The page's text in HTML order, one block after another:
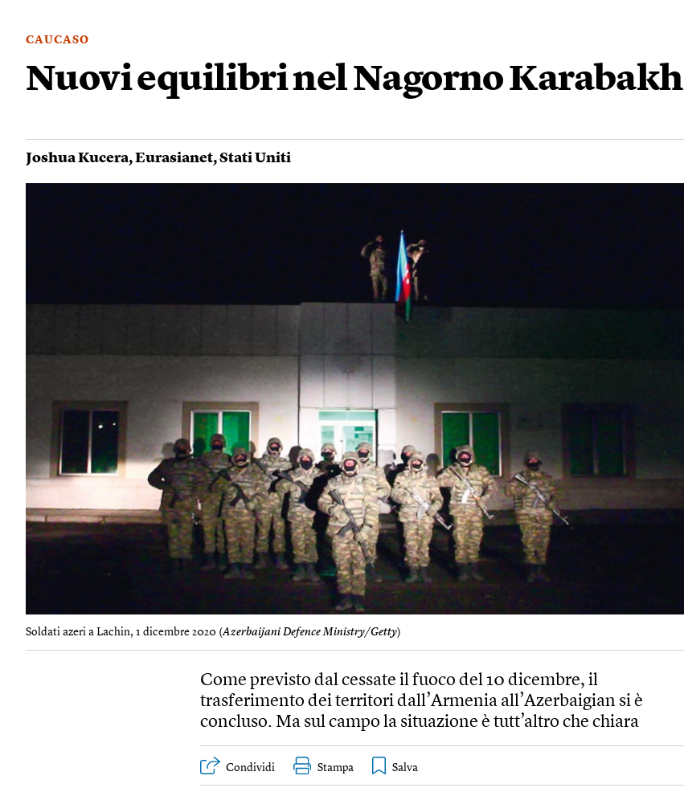
CAUCASO
Nuovi equilibri nel Nagorno Karabakh
Joshua Kucera,Eurasianet,Stati Uniti
Soldati azeri a Lachin, 1 dicembre 2020 (Azerbaijani Defence Ministry/Getty)
Come previsto dal cessate il fuoco del 10 dicembre, il
trasferimento dei territori dall’Armenia all’Azerbaigian si è
concluso. Ma sul campo la situazione è tutt’altro che chiara
Condividi Stampa